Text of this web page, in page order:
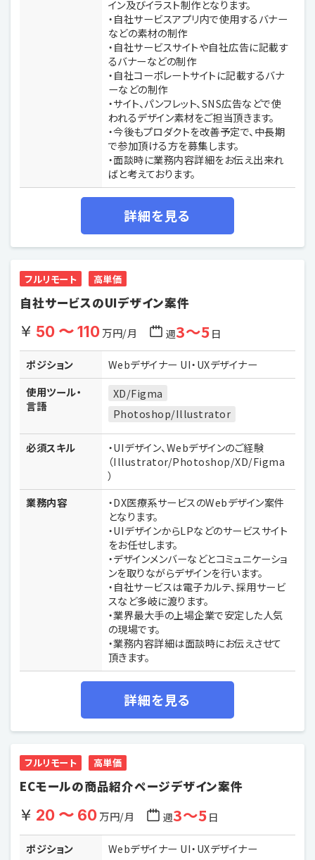
イン及びイラスト制作となります。
・自社サービスアプリ内で使用するバナー
などの素材の制作
・自社サービスサイトや自社広告に記載す
るバナーなどの制作
・自社コーポレートサイトに記載するバナ
ーなどの制作
・サイト、パンフレット、SNS広告などで使
われるデザイン素材をご担当頂きます。
・今後もプロダクトを改善予定で、中長期
で参加頂ける方を募集します。
・面談時に業務内容詳細をお伝え出来れ
ばと考えております。
詳細を見る
フルリモート 高単価
自社サービスのUIデザイン案件
50 〜 110万円/月 週3〜5日
ポジション
Webデザイナー UI・UXデザイナー
使用ツール・
言語
XD/Figma
Photoshop/Illustrator
必須スキル
・UIデザイン、Webデザインのご経験
（Illustrator/Photoshop/XD/Figma
）
業務内容
・DX医療系サービスのWebデザイン案件
となります。
・UIデザインからLPなどのサービスサイト
をお任せします。
・デザインメンバーなどとコミュニケーショ
ンを取りながらデザインを行います。
・自社サービスは電子カルテ、採用サービ
スなど多岐に渡ります。
・業界最大手の上場企業で安定した人気
の現場です。
・業務内容詳細は面談時にお伝えさせて
頂きます。
詳細を見る
フルリモート 高単価
ECモールの商品紹介ページデザイン案件
20 〜 60万円/月 週3〜5日
ポジション
Webデザイナー UI・UXデザイナー